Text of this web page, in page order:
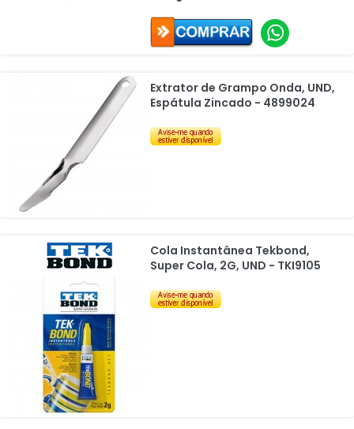
Extrator de Grampo Onda, UND,
Espátula Zincado - 4899024
Cola Instantânea Tekbond,
Super Cola, 2G, UND - TKI9105